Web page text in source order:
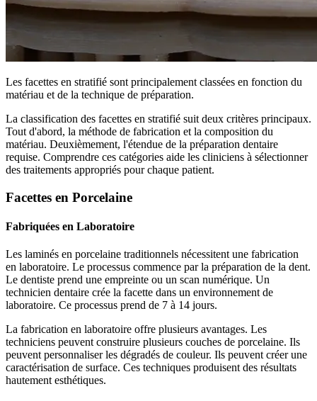
Les facettes en stratifié sont principalement classées en fonction du
matériau et de la technique de préparation.
La classification des facettes en stratifié suit deux critères principaux.
Tout d'abord, la méthode de fabrication et la composition du
matériau. Deuxièmement, l'étendue de la préparation dentaire
requise. Comprendre ces catégories aide les cliniciens à sélectionner
des traitements appropriés pour chaque patient.
Facettes en Porcelaine
Fabriquées en Laboratoire
Les laminés en porcelaine traditionnels nécessitent une fabrication
en laboratoire. Le processus commence par la préparation de la dent.
Le dentiste prend une empreinte ou un scan numérique. Un
technicien dentaire crée la facette dans un environnement de
laboratoire. Ce processus prend de 7 à 14 jours.
La fabrication en laboratoire offre plusieurs avantages. Les
techniciens peuvent construire plusieurs couches de porcelaine. Ils
peuvent personnaliser les dégradés de couleur. Ils peuvent créer une
caractérisation de surface. Ces techniques produisent des résultats
hautement esthétiques.